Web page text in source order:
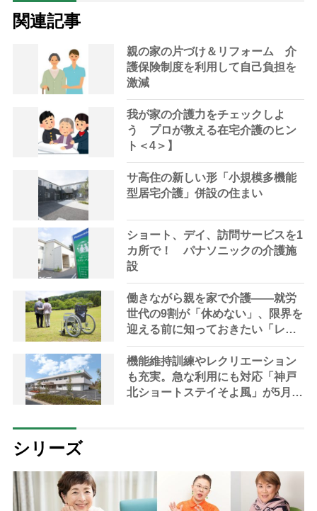
関連記事
親の家の片づけ＆リフォーム 介
護保険制度を利用して自己負担を
激減
我が家の介護力をチェックしよ
う プロが教える在宅介護のヒン
ト＜4＞】
サ高住の新しい形「小規模多機能
型居宅介護」併設の住まい
ショート、デイ、訪問サービスを1
カ所で！ パナソニックの介護施
設
働きながら親を家で介護――就労
世代の9割が「休めない」、限界を
迎える前に知っておきたい「レス
パイトケア」の選択肢
機能維持訓練やレクリエーション
も充実。急な利用にも対応「神戸
北ショートステイそよ風」が5月に
シリーズ